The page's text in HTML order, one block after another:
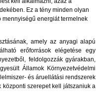
Ez a tény minden olyan
energiát termelnek
amely az anyagi alapú
erőforrások elégetése egy
feldolgozzák gyárakban,
Államok Környezetvédelmi
és áruellátási rendszerek
szerepet kell játszaniuk a